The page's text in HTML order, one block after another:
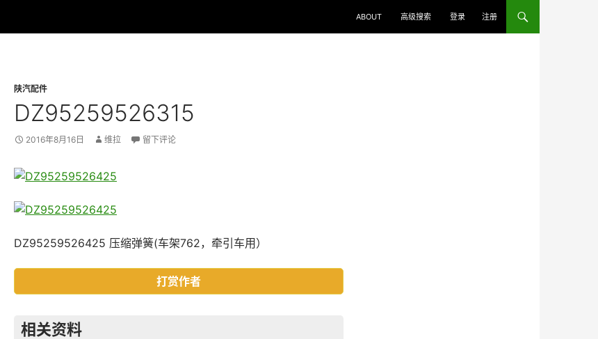
ABOUT 高级搜索 登录 注册
陕汽配件
DZ95259526315
2016年8月16日 维拉 留下评论
DZ95259526425 压缩弹簧(车架762，牵引车用）
打赏作者
相关资料